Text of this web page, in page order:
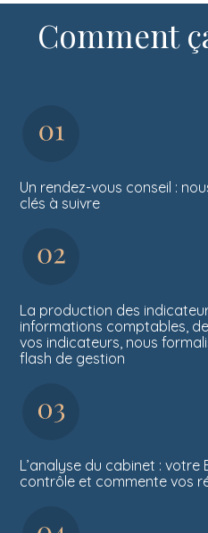
Comment
Un rendez-vous conseil :
clés à suivre
La production des
informations comptables,
vos indicateurs, nous
flash de gestion
L’analyse du cabinet :
contrôle et commente vos